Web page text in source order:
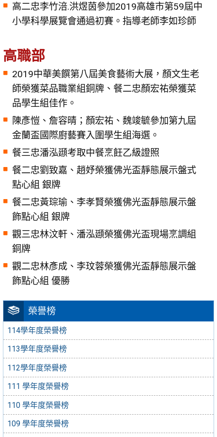
榮譽榜
114學年度榮譽榜
113學年度榮譽榜
112學年度榮譽榜
111 學年度榮譽榜
110 學年度榮譽榜
109 學年度榮譽榜
高二忠李竹涪.洪煜茵參加2019高雄市第59屆中
小學科學展覽會通過初賽。指導老師李如珍師
高職部
2019中華美饌第八屆美食藝術大展，顏文生老
師榮獲菜品職業組銅牌、餐二忠顏宏祐榮獲菜
品學生組佳作。
陳彥愷、詹容晴；顏宏祐、魏竣毓參加第九屆
金蘭盃國際廚藝賽入圍學生組海選。
餐三忠潘泓頲考取中餐烹飪乙級證照
餐二忠劉致嘉、趙妤榮獲佛光盃靜態展示盤式
點心組 銀牌
餐二忠黃琮瑜、李孝賢榮獲佛光盃靜態展示盤
飾點心組 銀牌
觀三忠林汶軒、潘泓頲榮獲佛光盃現場烹調組
銅牌
觀二忠林彥成、李玟蓉榮獲佛光盃靜態展示盤
飾點心組 優勝